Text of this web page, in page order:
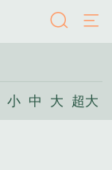
小 中 大 超大